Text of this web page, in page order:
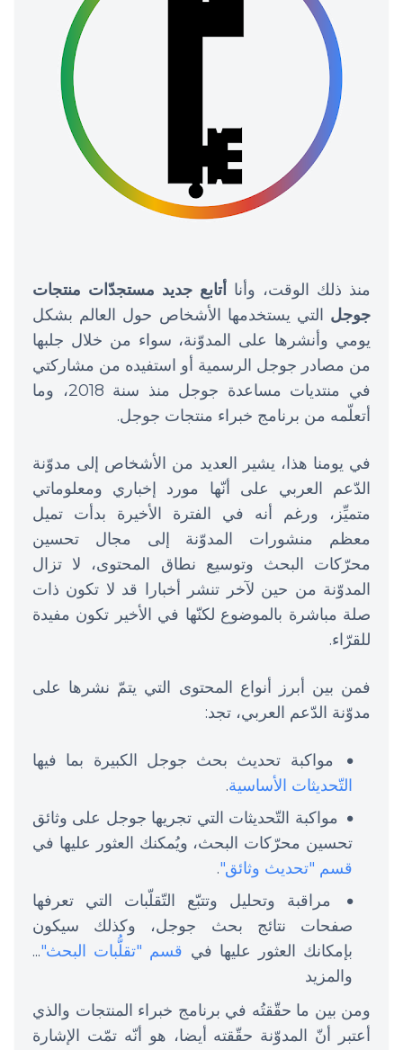
منذ ذلك الوقت، وأنا أتابع جديد مستجدّات منتجات
جوجل التي يستخدمها الأشخاص حول العالم بشكل
يومي وأنشرها على المدوّنة، سواء من خلال جلبها
من مصادر جوجل الرسمية أو استفيده من مشاركتي
في منتديات مساعدة جوجل منذ سنة 2018، وما
أتعلّمه من برنامج خبراء منتجات جوجل.
في يومنا هذا، يشير العديد من الأشخاص إلى مدوّنة
الدّعم العربي على أنّها مورد إخباري ومعلوماتي
متميِّز، ورغم أنه في الفترة الأخيرة بدأت تميل
معظم منشورات المدوّنة إلى مجال تحسين
محرّكات البحث وتوسيع نطاق المحتوى، لا تزال
المدوّنة من حين لآخر تنشر أخبارا قد لا تكون ذات
صلة مباشرة بالموضوع لكنّها في الأخير تكون مفيدة
للقرّاء.
فمن بين أبرز أنواع المحتوى التي يتمّ نشرها على
مدوّنة الدّعم العربي، تجد:
مواكبة تحديث بحث جوجل الكبيرة بما فيها
التّحديثات الأساسية.
مواكبة التّحديثات التي تجريها جوجل على وثائق
تحسين محرّكات البحث، ويُمكنك العثور عليها في
قسم "تحديث وثائق".
مراقبة وتحليل وتتبّع التّقلّبات التي تعرفها
صفحات نتائج بحث جوجل، وكذلك سيكون
بإمكانك العثور عليها في قسم "تقلُّبات البحث"...
والمزيد
ومن بين ما حقّقتُه في برنامج خبراء المنتجات والذي
أعتبر أنّ المدوّنة حقّقته أيضا، هو أنّه تمّت الإشارة